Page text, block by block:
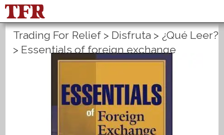
FisuOne® Equilibrio
PLANES B
Inicio de sesión Registrate English
Trading For Relief> Disfruta > ¿Qué Leer?
> Essentials of foreign exchange